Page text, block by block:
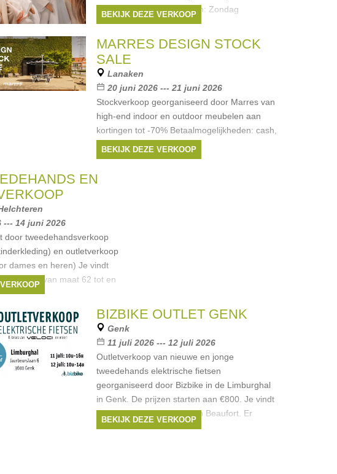
aan scherpe prijzen. Datum: Zondag
28/06/2026 Tijd: 10.00u –
Merken:Ralph Lauren , Cybex,Patachou
Paz Rodriguez
,Natini , ...
BEKIJK DEZE VERKOOP
MARRES DESIGN STOCK
SALE
Lanaken
20 juni 2026 --- 21 juni 2026
Stockverkoop georganiseerd door Marres van
high-end indoor en outdoor meubelen aan
kortingen tot -70% Betaalmogelijkheden: cash,
payconiq, overschrijving.
BEKIJK DEZE VERKOOP
EN
--- 14 juni 2026
door tweedehandsverkoop
en outletverkoop
dames en heren) Je vindt
kinderen van maat 62 tot en
en
BIZBIKE OUTLET GENK
Genk
11 juli 2026 --- 12 juli 2026
Outletverkoop van nieuwe en jonge
tweedehands elektrische fietsen
georganiseerd door Bizbike in de Limburghal
in Genk. De prijzen starten aan €800. Je vindt
hier merken zoals Veloci en Beaufort. Er
BEKIJK DEZE VERKOOP